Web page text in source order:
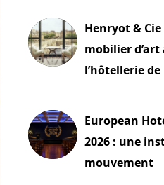
Henryot &
mobilier d’art
l’hôtellerie
European
2026 : une
mouvement